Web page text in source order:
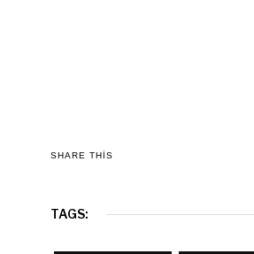
SHARE THIS
TAGS: